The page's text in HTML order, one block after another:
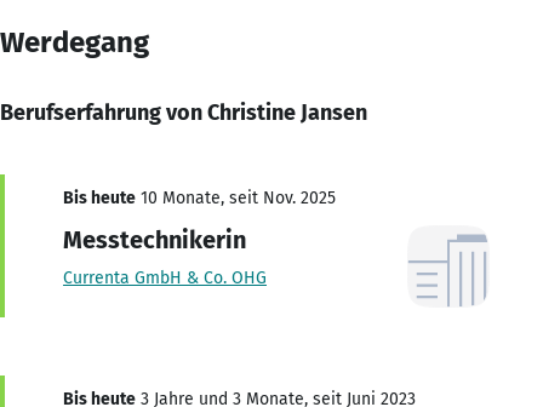
Werdegang
Berufserfahrung von Christine Jansen
Bis heute 10 Monate, seit Nov. 2025
Messtechnikerin
Currenta GmbH & Co. OHG
Bis heute 3 Jahre und 3 Monate, seit Juni 2023